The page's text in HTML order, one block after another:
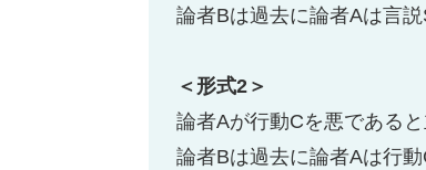
論者Bは過去に論者Aは言
＜形式2＞
論者Aが行動Cを悪であると
論者Bは過去に論者Aは行